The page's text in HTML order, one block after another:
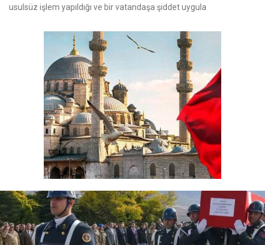
usulsüz işlem yapıldığı ve bir vatandaşa şiddet uygula